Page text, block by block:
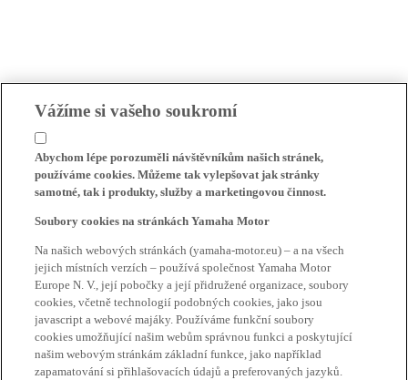
Vážíme si vašeho soukromí
Abychom lépe porozuměli návštěvníkům našich stránek,
používáme cookies. Můžeme tak vylepšovat jak stránky
samotné, tak i produkty, služby a marketingovou činnost.
Soubory cookies na stránkách Yamaha Motor
Na našich webových stránkách (yamaha-motor.eu) – a na všech
jejich místních verzích – používá společnost Yamaha Motor
Europe N. V., její pobočky a její přidružené organizace, soubory
cookies, včetně technologií podobných cookies, jako jsou
javascript a webové majáky. Používáme funkční soubory
cookies umožňující našim webům správnou funkci a poskytující
našim webovým stránkám základní funkce, jako například
zapamatování si přihlašovacích údajů a preferovaných jazyků.